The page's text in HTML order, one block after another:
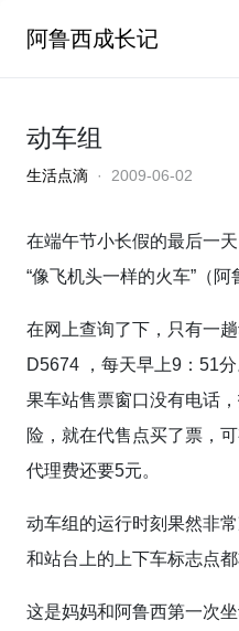
阿鲁西成长记
动车组
生活点滴 · 2009-06-02
在端午节小长假的最后一
“像飞机头一样的火车”（阿
在网上查询了下，只有一
D5674 ，每天早上9：51
果车站售票窗口没有电话
险，就在代售点买了票，
代理费还要5元。
动车组的运行时刻果然非
和站台上的上下车标志点都
这是妈妈和阿鲁西第一次